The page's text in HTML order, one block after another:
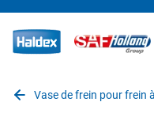
Vase de frein pour frein